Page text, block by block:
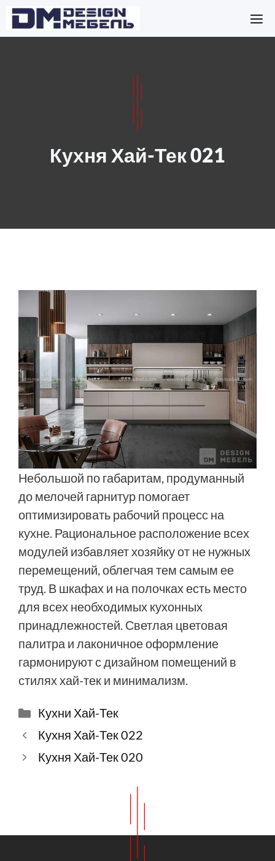
Перейти
Кухня Хай-Тек 021
Небольшой по габаритам, продуманный
до мелочей гарнитур помогает
оптимизировать рабочий процесс на
кухне. Рациональное расположение всех
модулей избавляет хозяйку от не нужных
перемещений, облегчая тем самым ее
труд. В шкафах и на полочках есть место
для всех необходимых кухонных
принадлежностей. Светлая цветовая
палитра и лаконичное оформление
гармонируют с дизайном помещений в
стилях хай-тек и минимализм.
Рубрики
Кухни Хай-Тек
Кухня Хай-Тек 022
Кухня Хай-Тек 020